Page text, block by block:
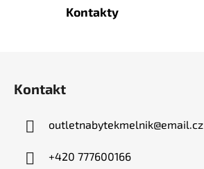
Kontakty
Kontakt
outletnabytekmelnik@email.cz
+420 777600166